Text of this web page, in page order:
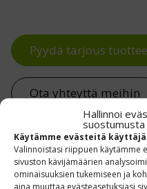
Hallinnoi
suostumusta
Käytämme evästeitä
Valinnoistasi riippuen käytämme
sivuston kävijämäärien
ominaisuuksien tukemiseen ja
aina muuttaa evästeasetuksiasi
Pyydä tarjous
Ota yhteyttä meihin
Kuvaus